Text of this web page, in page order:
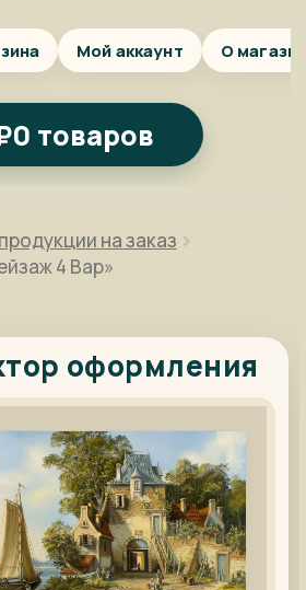
Мой аккаунт О
0 товаров
на заказ
4 Вар»
оформления